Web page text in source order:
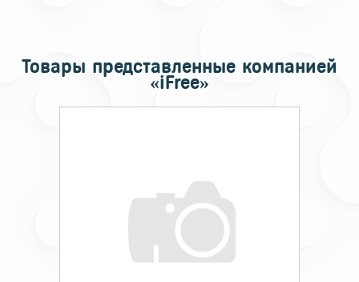
Товары представленные компанией
«iFree»